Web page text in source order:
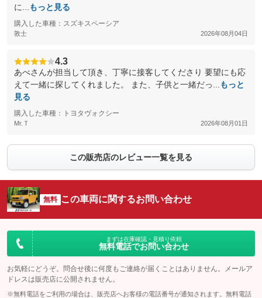
に... もっと見る
購入した車種：スズキスペーシア
敦士 2026年08月04日
4.3
あべさんが担当して頂き、丁寧に接客してくださり 要望にも応
えて一緒に探してくれました。 また、子供と一緒だっ...
もっと
見る
購入した車種：トヨタヴォクシー
Mr.Ｔ 2026年08月01日
この販売店のレビュー一覧を見る
無料 この車両に関するお問い合わせ
まずは在庫確認・見積り依頼
無料電話でお問い合わせ
お気軽にどうぞ。問合せ後に何度もご連絡が届くことはありません。メールア
ドレスは販売店に公開されません。
※無料電話をご利用の場合は、販売店へお客様の電話番号が通知されます。無料電話